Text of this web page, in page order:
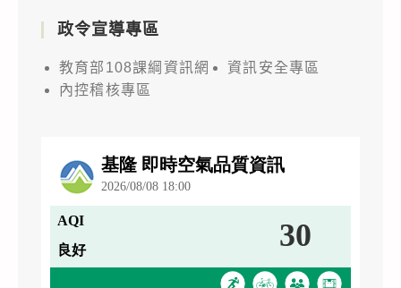
政令宣導專區
教育部108課綱資訊網
資訊安全專區
內控稽核專區